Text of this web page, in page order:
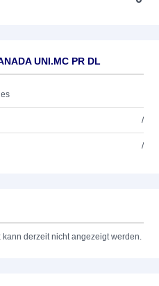
UNI.MC PR DL
/
/
derzeit nicht angezeigt werden.